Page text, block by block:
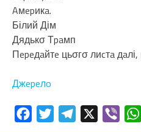
Aмepикa.
Білий Дім
Дядькσ Тpaмп
Пepeдaйтe цьσгσ лиcтa
Джepeлo
FacebookTwitterTelegram Viber